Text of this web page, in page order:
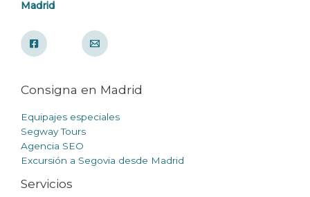
Madrid
Consigna en Madrid
Equipajes especiales
Segway Tours
Agencia SEO
Excursión a Segovia desde Madrid
Servicios